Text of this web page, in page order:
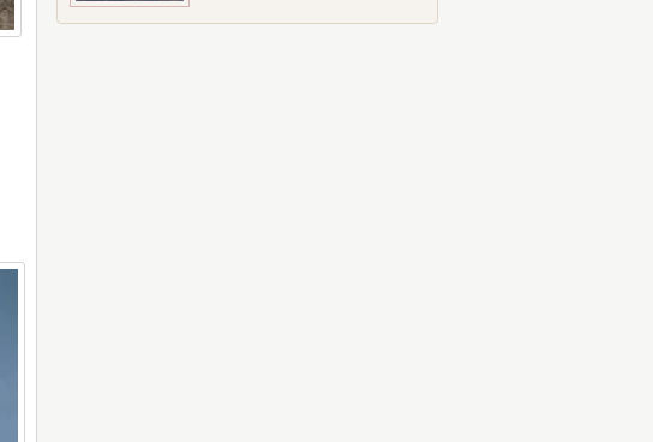
Hitit Bilişim 500’de Sektörel Yazılım